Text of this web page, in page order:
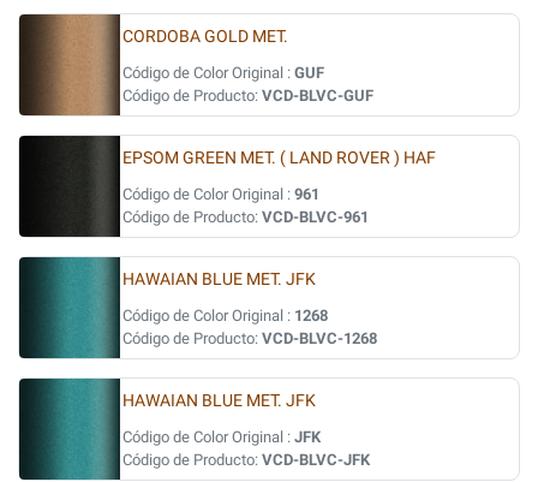
CORDOBA GOLD MET.
Código de Color Original : GUF
Código de Producto: VCD-BLVC-GUF
EPSOM GREEN MET. ( LAND ROVER ) HAF
Código de Color Original : 961
Código de Producto: VCD-BLVC-961
HAWAIAN BLUE MET. JFK
Código de Color Original : 1268
Código de Producto: VCD-BLVC-1268
HAWAIAN BLUE MET. JFK
Código de Color Original : JFK
Código de Producto: VCD-BLVC-JFK